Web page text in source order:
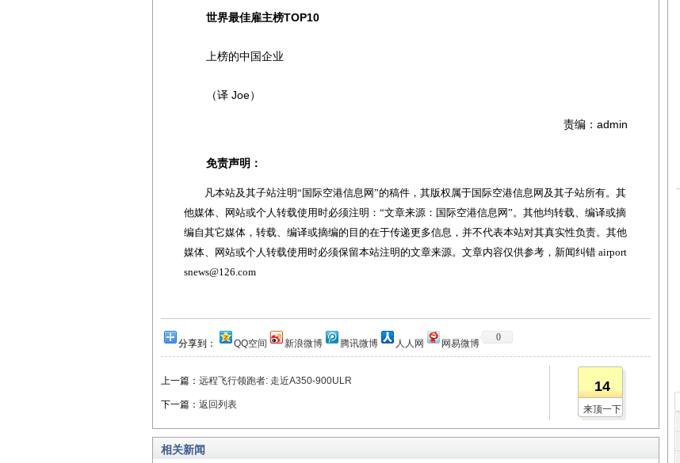
世界最佳雇主榜TOP10
上榜的中国企业
（译 Joe）
责编：admin
免责声明：
凡本站及其子站注明“国际空港信息网”的稿件，其版权属于国际空港信息网及其子站所有。其
他媒体、网站或个人转载使用时必须注明：“文章来源：国际空港信息网”。其他均转载、编译或摘
编自其它媒体，转载、编译或摘编的目的在于传递更多信息，并不代表本站对其真实性负责。其他
媒体、网站或个人转载使用时必须保留本站注明的文章来源。文章内容仅供参考，新闻纠错 airport
snews@126.com
分享到： QQ空间 新浪微博 腾讯微博 人人网 网易微博
0
上一篇： 远程飞行领跑者: 走近A350-900ULR
下一篇： 返回列表
14
来顶一下
相关新闻